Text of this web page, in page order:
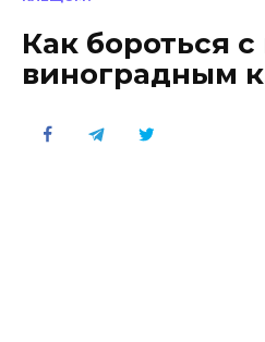
Как бороться
виноградным